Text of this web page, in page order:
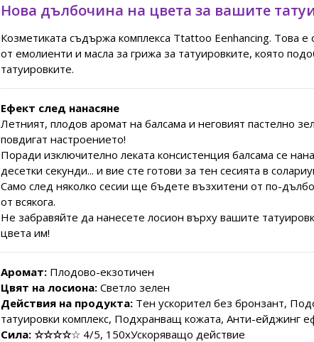
Нова дълбочина на цвета за вашите
Козметиката съдържа комплекса Ttattoo Eenhancing. Това е
от емолиенти и масла за грижа за татуировките, която
татуировките.
Ефект след нанасяне
Летният, плодов аромат на балсама и неговият пастелно
повдигат настроението!
Поради изключително леката консистенция балсама се
десетки секунди... и вие сте готови за тен сесията в
Само след няколко сесии ще бъдете възхитени от по-
от всякога.
Не забравяйте да нанесете лосион върху вашите
цвета им!
Аромат:Плодово-екзотичен
Цвят на лосиона:Светло зелен
Действия на продукта:Тен ускорител без бронзант,
татуировки комплекс, Подхранващ кожата, Анти-ейджинг
Сила: ☆☆☆☆☆ 4/5, 150хУскоряващо действие